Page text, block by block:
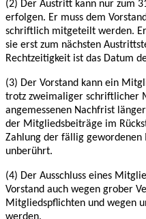
(2) Der Austritt kann nur zum
erfolgen. Er muss dem
schriftlich mitgeteilt werden.
sie erst zum nächsten
Rechtzeitigkeit ist das Datum
(3) Der Vorstand kann ein
trotz zweimaliger schriftlicher
angemessenen Nachfrist
der Mitgliedsbeiträge im
Zahlung der fällig gewordenen
unberührt.
(4) Der Ausschluss eines
Vorstand auch wegen grober
Mitgliedspflichten und wegen